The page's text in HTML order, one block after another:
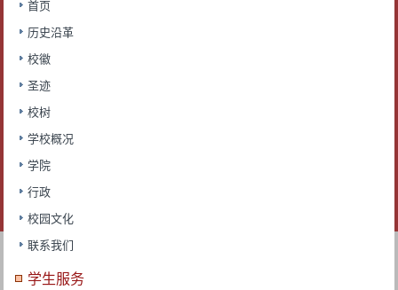
首页
历史沿革
校徽
圣迹
校树
学校概况
学院
行政
校园文化
联系我们
学生服务